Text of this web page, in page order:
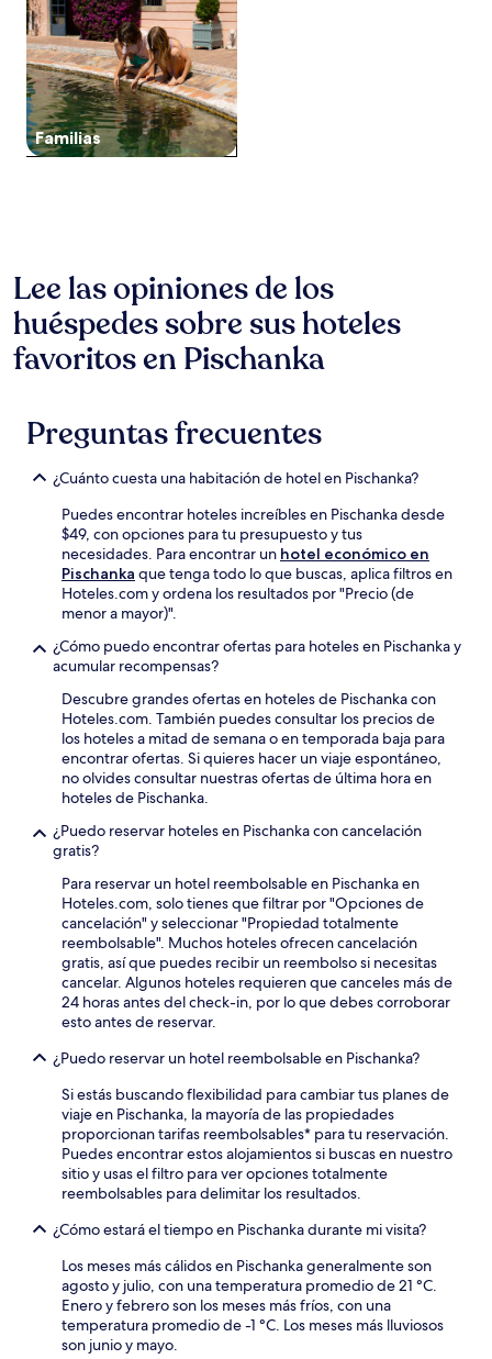
adultos.
Los
precios
y
la
disponibilidad
están
sujetos
Familias
Lee las opiniones de los
huéspedes sobre sus hoteles
favoritos en Pischanka
Preguntas frecuentes
¿Cuánto cuesta una habitación de hotel en Pischanka?
Puedes encontrar hoteles increíbles en Pischanka desde
$49, con opciones para tu presupuesto y tus
necesidades. Para encontrar un hotel económico en
Pischanka que tenga todo lo que buscas, aplica filtros en
Hoteles.com y ordena los resultados por "Precio (de
menor a mayor)".
¿Cómo puedo encontrar ofertas para hoteles en Pischanka y
acumular recompensas?
Descubre grandes ofertas en hoteles de Pischanka con
Hoteles.com. También puedes consultar los precios de
los hoteles a mitad de semana o en temporada baja para
encontrar ofertas. Si quieres hacer un viaje espontáneo,
no olvides consultar nuestras ofertas de última hora en
hoteles de Pischanka.
¿Puedo reservar hoteles en Pischanka con cancelación
gratis?
Para reservar un hotel reembolsable en Pischanka en
Hoteles.com, solo tienes que filtrar por "Opciones de
cancelación" y seleccionar "Propiedad totalmente
reembolsable". Muchos hoteles ofrecen cancelación
gratis, así que puedes recibir un reembolso si necesitas
cancelar. Algunos hoteles requieren que canceles más de
24 horas antes del check-in, por lo que debes corroborar
esto antes de reservar.
¿Puedo reservar un hotel reembolsable en Pischanka?
Si estás buscando flexibilidad para cambiar tus planes de
viaje en Pischanka, la mayoría de las propiedades
proporcionan tarifas reembolsables* para tu reservación.
Puedes encontrar estos alojamientos si buscas en nuestro
sitio y usas el filtro para ver opciones totalmente
reembolsables para delimitar los resultados.
¿Cómo estará el tiempo en Pischanka durante mi visita?
Los meses más cálidos en Pischanka generalmente son
agosto y julio, con una temperatura promedio de 21 °C.
Enero y febrero son los meses más fríos, con una
temperatura promedio de -1 °C. Los meses más lluviosos
son junio y mayo.